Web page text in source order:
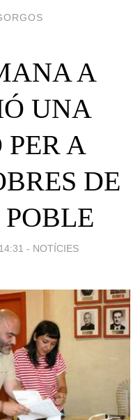
A
UNA
PER A
DE
- NOTÍCIES